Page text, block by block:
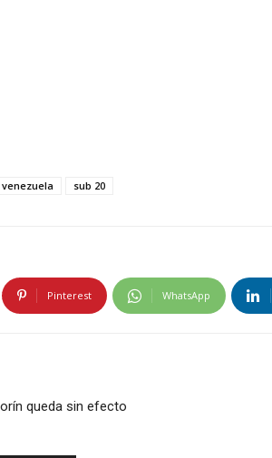
sub 20
Pinterest WhatsApp
queda sin efecto